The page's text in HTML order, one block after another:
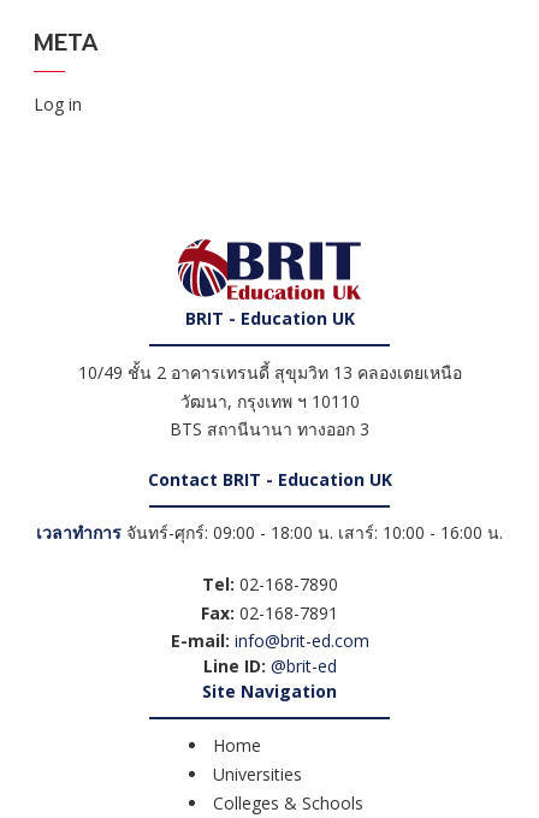
META
Log in
BRIT - Education UK
10/49 ชั้น 2 อาคารเทรนดี้ สุขุมวิท 13 คลองเตยเหนือ
วัฒนา, กรุงเทพ ฯ 10110
BTS สถานีนานา ทางออก 3
Contact BRIT - Education UK
เวลาทำการ จันทร์-ศุกร์: 09:00 - 18:00 น. เสาร์: 10:00 - 16:00 น.
Tel: 02-168-7890
Fax: 02-168-7891
E-mail: info@brit-ed.com
Line ID: @brit-ed
Site Navigation
Home
Universities
Colleges & Schools